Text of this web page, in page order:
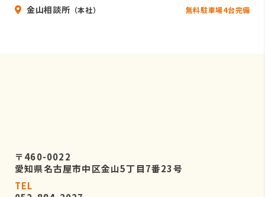
金山相談所 （本社） 無料駐車場4台完備
〒460-0022
愛知県名古屋市中区金山5丁目7番23号
TEL